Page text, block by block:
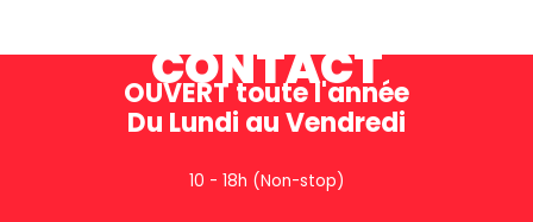
CONTACT
OUVERT toute l'année
Du Lundi au Vendredi
10 - 18h (Non-stop)